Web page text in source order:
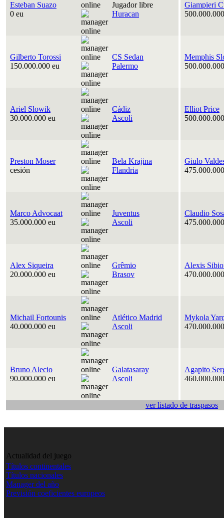
Esteban Suazo
0 eu
Jugador libre
Huracan
Giampieri
Gilberto Torossi
150.000.000 eu
CS Sedan
Palermo
Memphis
Ariel Slowik
30.000.000 eu
Cádiz
Ascoli
Elliot Price
Preston Moser
cesión
Bela Krajina
Flandria
Giulo
Marco Advocaat
35.000.000 eu
Juventus
Ascoli
Claudio
Alex Siqueira
20.000.000 eu
Grêmio
Brasov
Alexis
Michail Fortounis
40.000.000 eu
Atlético Madrid
Ascoli
Mykola
Bruno Alecio
90.000.000 eu
Galatasaray
Ascoli
Agapito
ver listado de traspasos
Actualidad del juego
Títulos continentales
Títulos nacionales
Manager del año
Previsión coeficientes europeos